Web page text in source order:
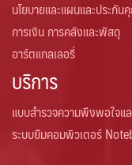
นโยบายและแผนและประกั
การเงิน การคลังและพัสดุ
อาร์ตแกลเลอรี่
บริการ
แบบสำรวจความพึงพอใจแ
ระบบยืมคอมพิวเตอร์